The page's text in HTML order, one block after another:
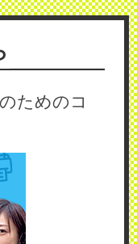
ためのコ